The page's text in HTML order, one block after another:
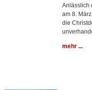
Anlässlich
am 8.
die
mehr ...